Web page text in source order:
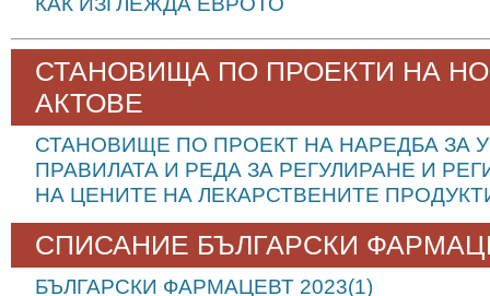
СТАНОВИЩА ПО ПРОЕКТИ НА
АКТОВЕ
СТАНОВИЩЕ ПО ПРОЕКТ НА НАРЕДБА ЗА
ПРАВИЛАТА И РЕДА ЗА РЕГУЛИРАНЕ И
НА ЦЕНИТЕ НА ЛЕКАРСТВЕНИТЕ
СПИСАНИЕ БЪЛГАРСКИ
БЪЛГАРСКИ ФАРМАЦЕВТ 2023(1)